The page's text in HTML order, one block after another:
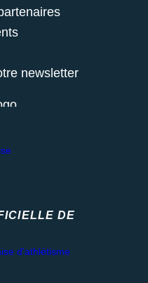
newsletter
DE